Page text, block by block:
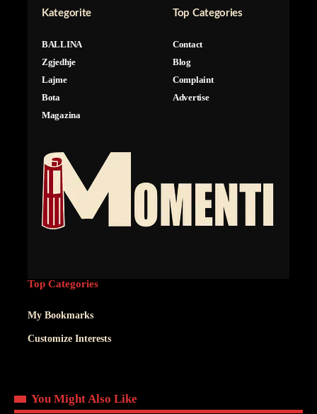
Kategorite
BALLINA
Zgjedhje
Lajme
Bota
Magazina
Top Categories
Contact
Blog
Complaint
Advertise
Top Categories
My Bookmarks
Customize Interests
You Might Also Like